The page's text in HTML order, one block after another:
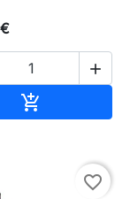


favorite_border